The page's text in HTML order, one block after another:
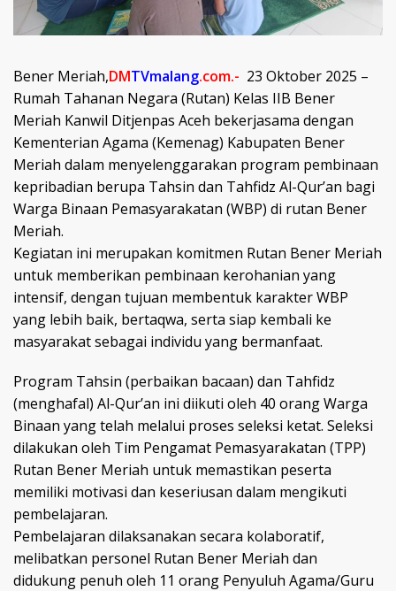
Bener Meriah,DMTVmalang.com.- 23 Oktober 2025 –
Rumah Tahanan Negara (Rutan) Kelas IIB Bener
Meriah Kanwil Ditjenpas Aceh bekerjasama dengan
Kementerian Agama (Kemenag) Kabupaten Bener
Meriah dalam menyelenggarakan program pembinaan
kepribadian berupa Tahsin dan Tahfidz Al-Qur’an bagi
Warga Binaan Pemasyarakatan (WBP) di rutan Bener
Meriah.
Kegiatan ini merupakan komitmen Rutan Bener Meriah
untuk memberikan pembinaan kerohanian yang
intensif, dengan tujuan membentuk karakter WBP
yang lebih baik, bertaqwa, serta siap kembali ke
masyarakat sebagai individu yang bermanfaat.
Program Tahsin (perbaikan bacaan) dan Tahfidz
(menghafal) Al-Qur’an ini diikuti oleh 40 orang Warga
Binaan yang telah melalui proses seleksi ketat. Seleksi
dilakukan oleh Tim Pengamat Pemasyarakatan (TPP)
Rutan Bener Meriah untuk memastikan peserta
memiliki motivasi dan keseriusan dalam mengikuti
pembelajaran.
Pembelajaran dilaksanakan secara kolaboratif,
melibatkan personel Rutan Bener Meriah dan
didukung penuh oleh 11 orang Penyuluh Agama/Guru